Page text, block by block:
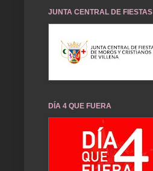
JUNTA CENTRAL DE FIESTAS
DÍA 4 QUE FUERA